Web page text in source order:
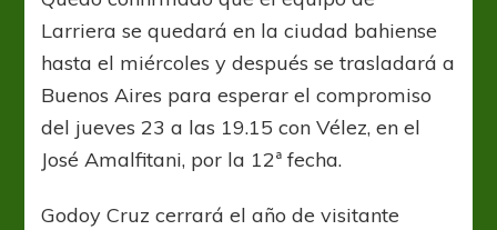
Larriera se quedará en la ciudad bahiense
hasta el miércoles y después se trasladará a
Buenos Aires para esperar el compromiso
del jueves 23 a las 19.15 con Vélez, en el
José Amalfitani, por la 12ª fecha.
Godoy Cruz cerrará el año de visitante